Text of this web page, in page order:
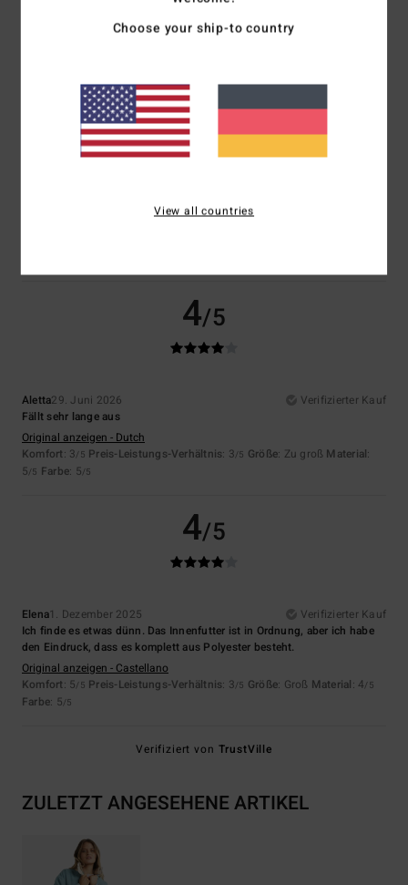
Komfort
Preis-Leistungs-Verhältnis
Größe
Zu klein Zu groß
4.5
5.0
4/5
Aletta29. Juni 2026
Verifizierter Kauf
Fällt sehr lange aus
Original anzeigen - Dutch
Komfort: 3/5 Preis-Leistungs-Verhältnis: 3/5 Größe: Zu groß Material:
5/5 Farbe: 5/5
4/5
Elena1. Dezember 2025
Verifizierter Kauf
Ich finde es etwas dünn. Das Innenfutter ist in Ordnung, aber ich habe
den Eindruck, dass es komplett aus Polyester besteht.
Original anzeigen - Castellano
Komfort: 5/5 Preis-Leistungs-Verhältnis: 3/5 Größe: Groß Material: 4/5
Farbe: 5/5
Verifiziert von TrustVille
ZULETZT ANGESEHENE ARTIKEL
Choose your ship-to country
View all countries